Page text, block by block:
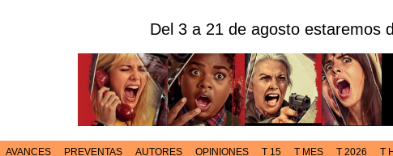
Del 3 a 21 de agosto estaremos
AVANCES PREVENTAS AUTORES OPINIONES T 15 T MES T 2026 T